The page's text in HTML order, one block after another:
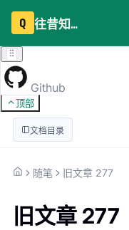
Q 往昔知识库
Github
顶部
文档目录
随笔 旧文章 277
旧文章 277